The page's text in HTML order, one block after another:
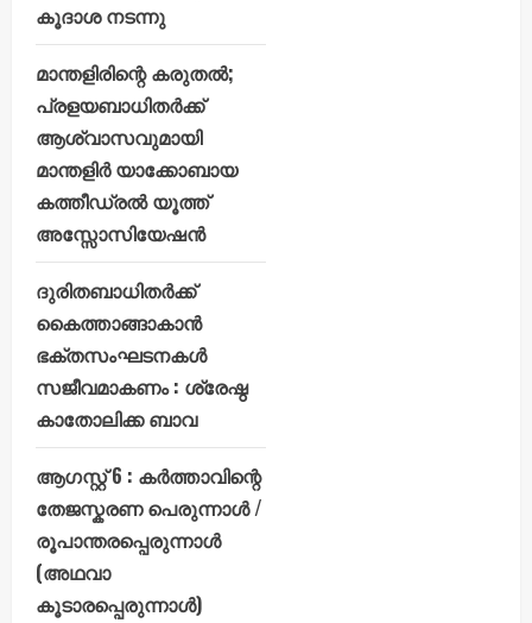
കൂദാശ നടന്നു
മാന്തളിരിന്റെ കരുതൽ;
പ്രളയബാധിതർക്ക്
ആശ്വാസവുമായി
മാന്തളിർ യാക്കോബായ
കത്തീഡ്രൽ യൂത്ത്
അസ്സോസിയേഷൻ
ദുരിതബാധിതർക്ക്
കൈത്താങ്ങാകാൻ
ഭക്തസംഘടനകൾ
സജീവമാകണം : ശ്രേഷ്ഠ
കാതോലിക്ക ബാവ
ആഗസ്റ്റ് 6 : കർത്താവിന്റെ
തേജസ്കരണ പെരുന്നാൾ /
രൂപാന്തരപ്പെരുന്നാൾ
(അഥവാ
കൂടാരപ്പെരുന്നാൾ)